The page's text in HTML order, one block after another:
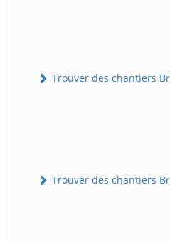
Trouver des chantiers
Trouver des chantiers